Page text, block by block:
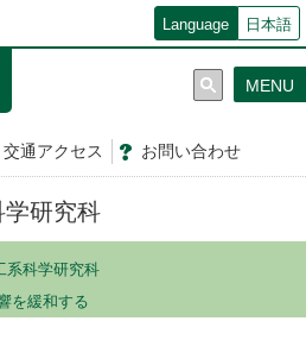
Language 日本語
交通アクセス お問い合わせ
MENU
研究科
系科学研究科
を緩和する